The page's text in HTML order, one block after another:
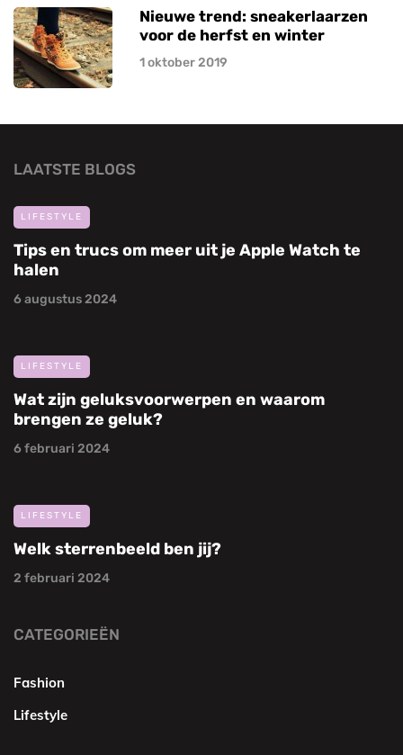
Nieuwe trend: sneakerlaarzen
voor de herfst en winter
1 oktober 2019
LAATSTE BLOGS
LIFESTYLE
Tips en trucs om meer uit je Apple Watch te
halen
6 augustus 2024
LIFESTYLE
Wat zijn geluksvoorwerpen en waarom
brengen ze geluk?
6 februari 2024
LIFESTYLE
Welk sterrenbeeld ben jij?
2 februari 2024
CATEGORIEËN
Fashion
Lifestyle